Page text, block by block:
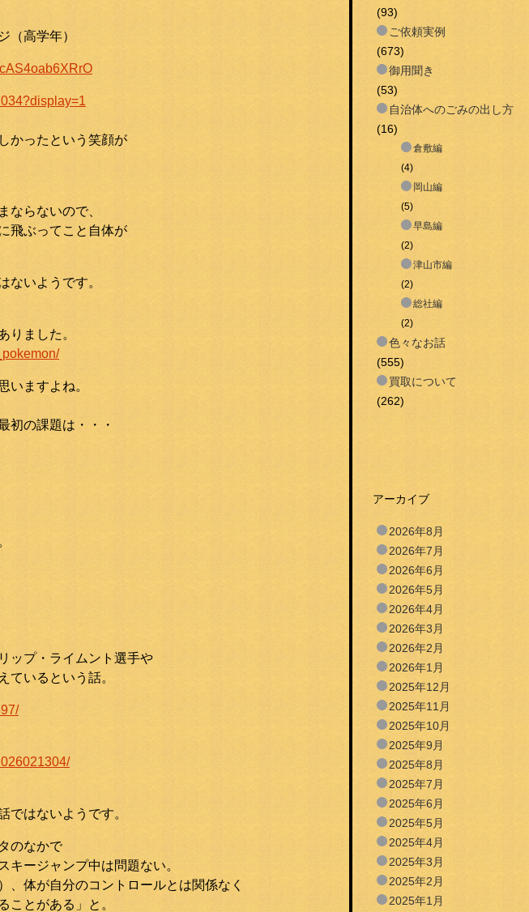
（高学年）
かったという笑顔が
ならないので、
飛ぶってこと自体が
ないようです。
りました。
いますよね。
初の課題は・・・
ップ・ライムント選手や
ているという話。
ではないようです。
のなかで
キージャンプ中は問題ない。
、体が自分のコントロールとは関係なく
ことがある」と。
(93)
ご依頼実例
(673)
御用聞き
(53)
自治体へのごみの出し方
(16)
倉敷編
(4)
岡山編
(5)
早島編
(2)
津山市編
(2)
総社編
(2)
色々なお話
(555)
買取について
(262)
アーカイブ
2026年8月
2026年7月
2026年6月
2026年5月
2026年4月
2026年3月
2026年2月
2026年1月
2025年12月
2025年11月
2025年10月
2025年9月
2025年8月
2025年7月
2025年6月
2025年5月
2025年4月
2025年3月
2025年2月
2025年1月